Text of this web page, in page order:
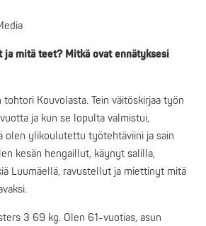
ja mitä teet? Mitkä ovat ennätyksesi
Kouvolasta. Tein väitöskirjaa työn
ja kun se lopulta valmistui,
olen ylikoulutettu työtehtäviini ja sain
kesän hengaillut, käynyt salilla,
Luumäellä, ravustellut ja miettinyt mitä
3 69 kg. Olen 61-vuotias, asun